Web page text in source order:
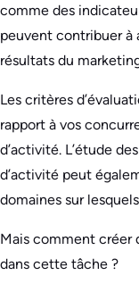
comme des
peuvent contribuer à
résultats du
Les critères
rapport à vos
d’activité. L’étude
d’activité peut
domaines sur
Mais comment créer
dans cette tâche ?